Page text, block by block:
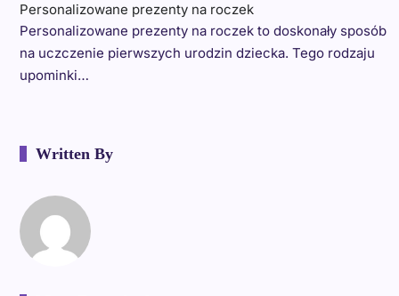
Personalizowane prezenty na roczek
Personalizowane prezenty na roczek to doskonały sposób
na uczczenie pierwszych urodzin dziecka. Tego rodzaju
upominki…
Written By